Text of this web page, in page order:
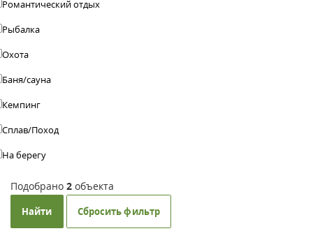
Романтический отдых
Рыбалка
Охота
Баня/сауна
Кемпинг
Сплав/Поход
На берегу
Подобрано 2 объекта
Найти Сбросить фильтр